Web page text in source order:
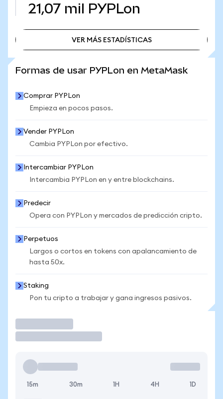
21,07 mil PYPLon
VER MÁS ESTADÍSTICAS
Formas de usar PYPLon en MetaMask
Comprar PYPLon
Empieza en pocos pasos.
Vender PYPLon
Cambia PYPLon por efectivo.
Intercambiar PYPLon
Intercambia PYPLon en y entre blockchains.
Predecir
Opera con PYPLon y mercados de predicción cripto.
Perpetuos
Largos o cortos en tokens con apalancamiento de
hasta 50x.
Staking
Pon tu cripto a trabajar y gana ingresos pasivos.
15m 30m 1H 4H 1D